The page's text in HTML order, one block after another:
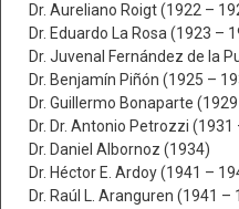
Dr. Aureliano Roigt (1922 –
Dr. Eduardo La Rosa (1923 –
Dr. Juvenal Fernández de la
Dr. Benjamín Piñón (1925 –
Dr. Guillermo Bonaparte
Dr. Dr. Antonio Petrozzi (1931
Dr. Daniel Albornoz (1934)
Dr. Héctor E. Ardoy (1941 –
Dr. Raúl L. Aranguren (1941 –